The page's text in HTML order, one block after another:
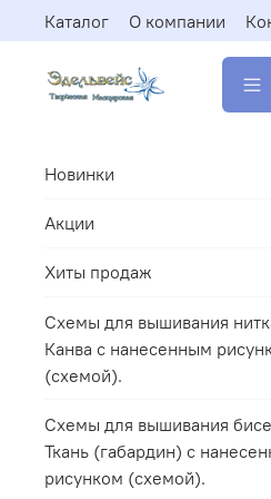
Каталог О компании
Новинки
Акции
Хиты продаж
Схемы для вышивания
Канва с нанесенным
(схемой).
Схемы для вышивания
Ткань (габардин) с
рисунком (схемой).